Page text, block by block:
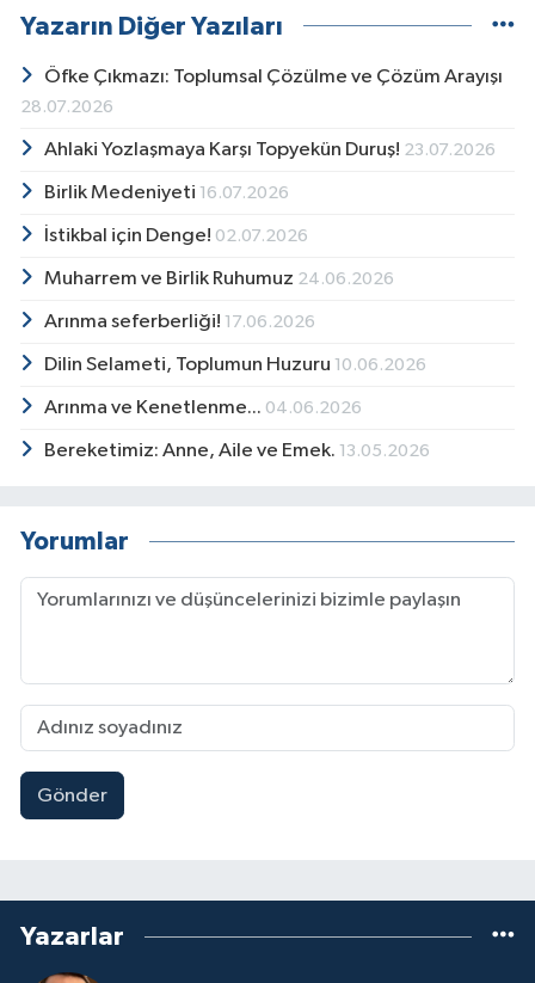
Yazarın Diğer Yazıları
Öfke Çıkmazı: Toplumsal Çözülme ve Çözüm Arayışı
28.07.2026
Ahlaki Yozlaşmaya Karşı Topyekün Duruş! 23.07.2026
Birlik Medeniyeti 16.07.2026
İstikbal için Denge! 02.07.2026
Muharrem ve Birlik Ruhumuz 24.06.2026
Arınma seferberliği! 17.06.2026
Dilin Selameti, Toplumun Huzuru 10.06.2026
Arınma ve Kenetlenme... 04.06.2026
Bereketimiz: Anne, Aile ve Emek. 13.05.2026
Yorumlar
Gönder
Yazarlar